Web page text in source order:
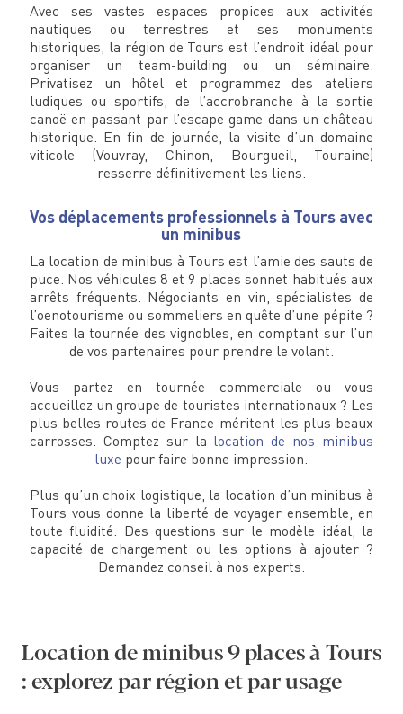
Avec ses vastes espaces propices aux activités
nautiques ou terrestres et ses monuments
historiques, la région de Tours est l’endroit idéal pour
organiser un team-building ou un séminaire.
Privatisez un hôtel et programmez des ateliers
ludiques ou sportifs, de l’accrobranche à la sortie
canoë en passant par l’escape game dans un château
historique. En fin de journée, la visite d’un domaine
viticole (Vouvray, Chinon, Bourgueil, Touraine)
resserre définitivement les liens.
Vos déplacements professionnels à Tours avec
un minibus
La location de minibus à Tours est l’amie des sauts de
puce. Nos véhicules 8 et 9 places sonnet habitués aux
arrêts fréquents. Négociants en vin, spécialistes de
l’oenotourisme ou sommeliers en quête d’une pépite ?
Faites la tournée des vignobles, en comptant sur l’un
de vos partenaires pour prendre le volant.
Vous partez en tournée commerciale ou vous
accueillez un groupe de touristes internationaux ? Les
plus belles routes de France méritent les plus beaux
carrosses. Comptez sur la location de nos minibus
luxe pour faire bonne impression.
Plus qu’un choix logistique, la location d’un minibus à
Tours vous donne la liberté de voyager ensemble, en
toute fluidité. Des questions sur le modèle idéal, la
capacité de chargement ou les options à ajouter ?
Demandez conseil à nos experts.
Location de minibus 9 places à Tours
: explorez par région et par usage